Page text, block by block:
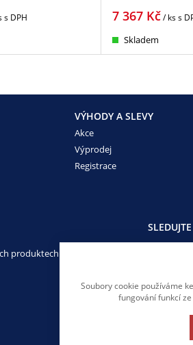
s DPH 7 367Kč/ kss
Skladem
VÝHODY A SLEVY
Akce
Výprodej
Registrace
produktech nebo e-shopu?
Soubory cookie používáme
fungování funkcí